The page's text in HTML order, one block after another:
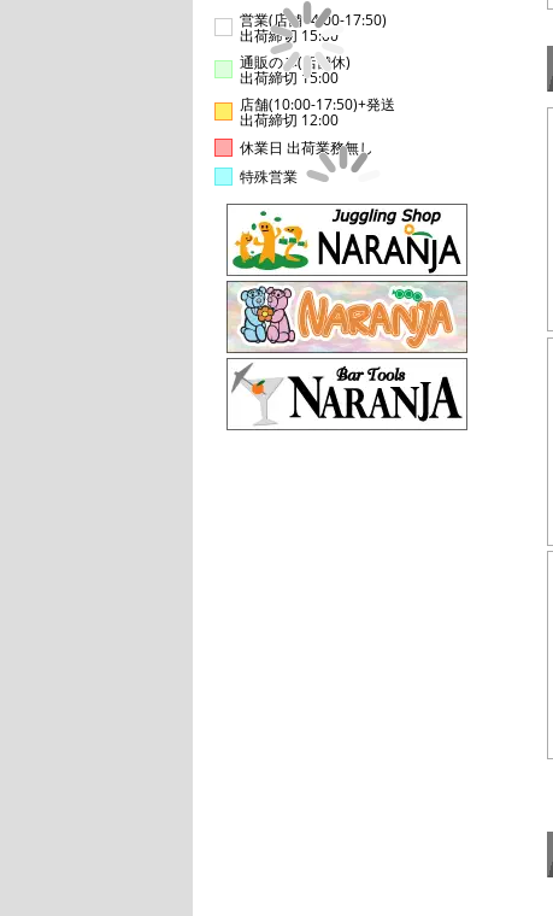
営業(店舗14:00-17:50)
出荷締切 15:00
通販のみ(店舗休)
出荷締切 15:00
店舗(10:00-17:50)+発送
出荷締切 12:00
休業日 出荷業務無し
特殊営業